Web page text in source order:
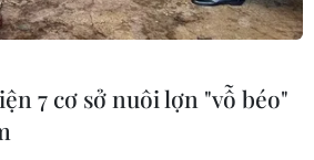
7 cơ sở nuôi lợn "vỗ béo"